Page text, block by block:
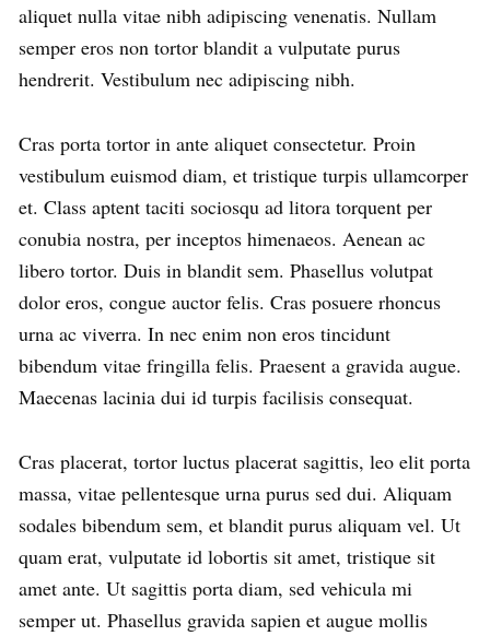
aliquet nulla vitae nibh adipiscing venenatis. Nullam
semper eros non tortor blandit a vulputate purus
hendrerit. Vestibulum nec adipiscing nibh.
Cras porta tortor in ante aliquet consectetur. Proin
vestibulum euismod diam, et tristique turpis ullamcorper
et. Class aptent taciti sociosqu ad litora torquent per
conubia nostra, per inceptos himenaeos. Aenean ac
libero tortor. Duis in blandit sem. Phasellus volutpat
dolor eros, congue auctor felis. Cras posuere rhoncus
urna ac viverra. In nec enim non eros tincidunt
bibendum vitae fringilla felis. Praesent a gravida augue.
Maecenas lacinia dui id turpis facilisis consequat.
Cras placerat, tortor luctus placerat sagittis, leo elit porta
massa, vitae pellentesque urna purus sed dui. Aliquam
sodales bibendum sem, et blandit purus aliquam vel. Ut
quam erat, vulputate id lobortis sit amet, tristique sit
amet ante. Ut sagittis porta diam, sed vehicula mi
semper ut. Phasellus gravida sapien et augue mollis